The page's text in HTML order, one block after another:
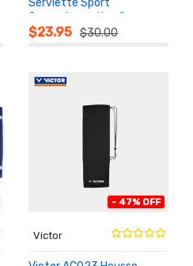
Commémorative Open
Australie 2026
$23.95 $30.00
AU
PANIER
- 47% OFF
Victor